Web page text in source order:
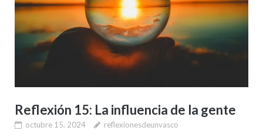
Reflexión 15: La influencia de la gente
octubre 15, 2024
reflexionesdeunvasco